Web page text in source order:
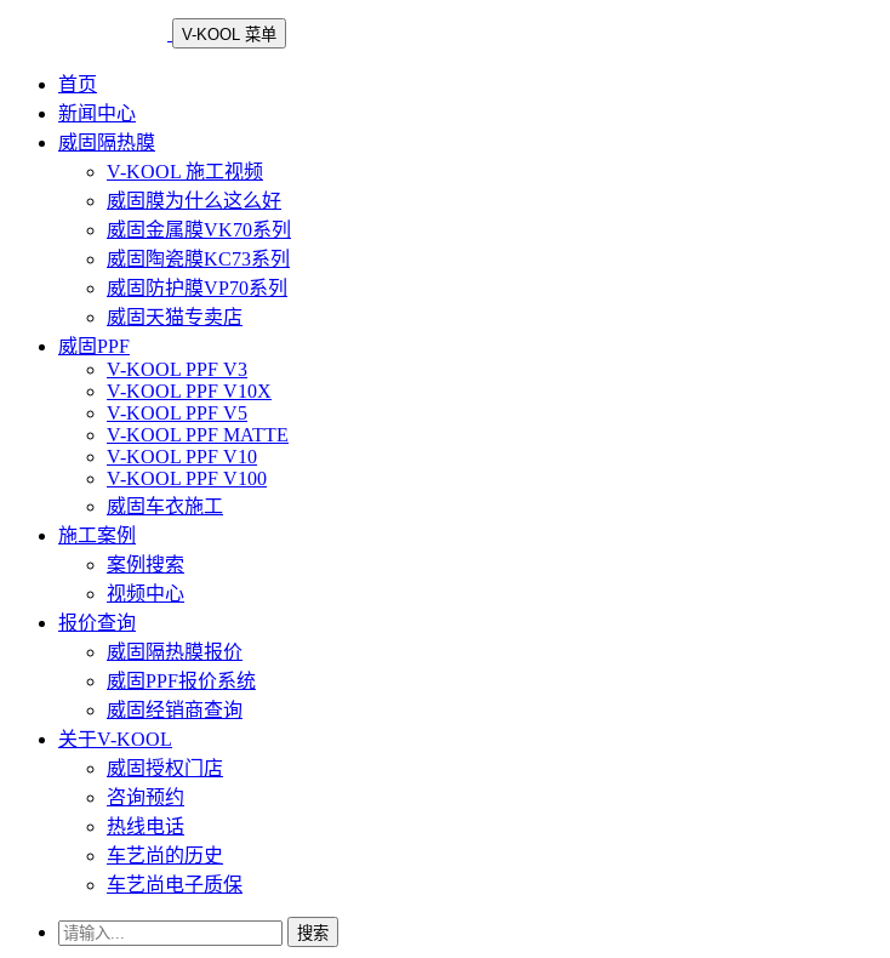
V-KOOL 菜单
首页
新闻中心
威固隔热膜
V-KOOL 施工视频
威固膜为什么这么好
威固金属膜VK70系列
威固陶瓷膜KC73系列
威固防护膜VP70系列
威固天猫专卖店
威固PPF
V-KOOL PPF V3
V-KOOL PPF V10X
V-KOOL PPF V5
V-KOOL PPF MATTE
V-KOOL PPF V10
V-KOOL PPF V100
威固车衣施工
施工案例
案例搜索
视频中心
报价查询
威固隔热膜报价
威固PPF报价系统
威固经销商查询
关于V-KOOL
威固授权门店
咨询预约
热线电话
车艺尚的历史
车艺尚电子质保
搜索